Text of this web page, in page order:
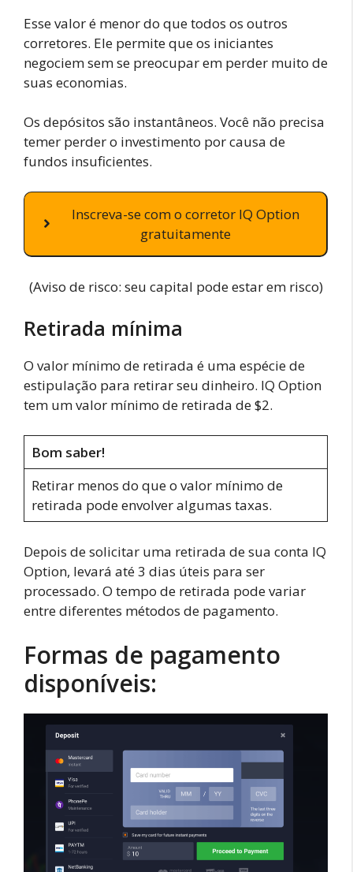
Esse valor é menor do que todos os outros
corretores. Ele permite que os iniciantes
negociem sem se preocupar em perder muito de
suas economias.
Os depósitos são instantâneos. Você não precisa
temer perder o investimento por causa de
fundos insuficientes.
Inscreva-se com o corretor IQ Option
gratuitamente
(Aviso de risco: seu capital pode estar em risco)
Retirada mínima
O valor mínimo de retirada é uma espécie de
estipulação para retirar seu dinheiro. IQ Option
tem um valor mínimo de retirada de $2.
Bom saber!
Retirar menos do que o valor mínimo de
retirada pode envolver algumas taxas.
Depois de solicitar uma retirada de sua conta IQ
Option, levará até 3 dias úteis para ser
processado. O tempo de retirada pode variar
entre diferentes métodos de pagamento.
Formas de pagamento
disponíveis: